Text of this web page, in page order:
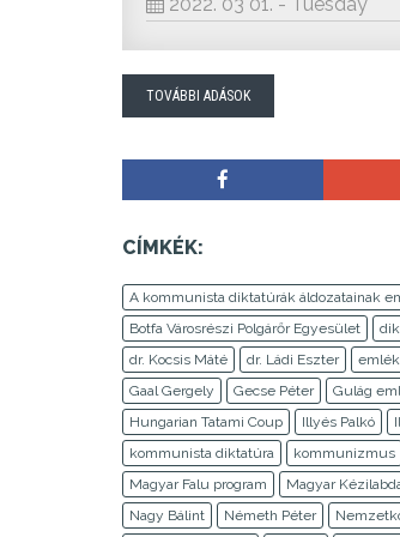
TOVÁBBI ADÁSOK
CÍMKÉK:
A kommunista diktatúrák áldozatainak
Botfa Városrészi Polgárőr Egyesület
dr. Kocsis Máté
dr. Ládi Eszter
Gaal Gergely
Gecse Péter Gulág
Hungarian Tatami Coup
Illyés Palkó
kommunista diktatúra
kommunizmus
Magyar Falu program
Magyar
Nagy Bálint
Németh Péter